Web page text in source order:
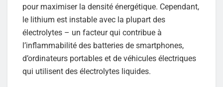
pour maximiser la densité énergétique. Cependant,
le lithium est instable avec la plupart des
électrolytes – un facteur qui contribue à
l’inflammabilité des batteries de smartphones,
d’ordinateurs portables et de véhicules électriques
qui utilisent des électrolytes liquides.